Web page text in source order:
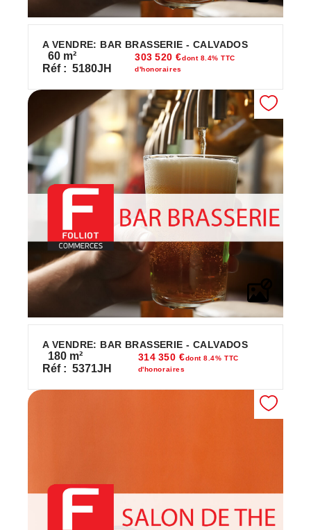
A VENDRE: BAR BRASSERIE - CALVADOS
60 m²
Réf : 5180JH
303 520 €dont 8.4% TTC
d'honoraires
A VENDRE: BAR BRASSERIE - CALVADOS
180 m²
Réf : 5371JH
314 350 €dont 8.4% TTC
d'honoraires